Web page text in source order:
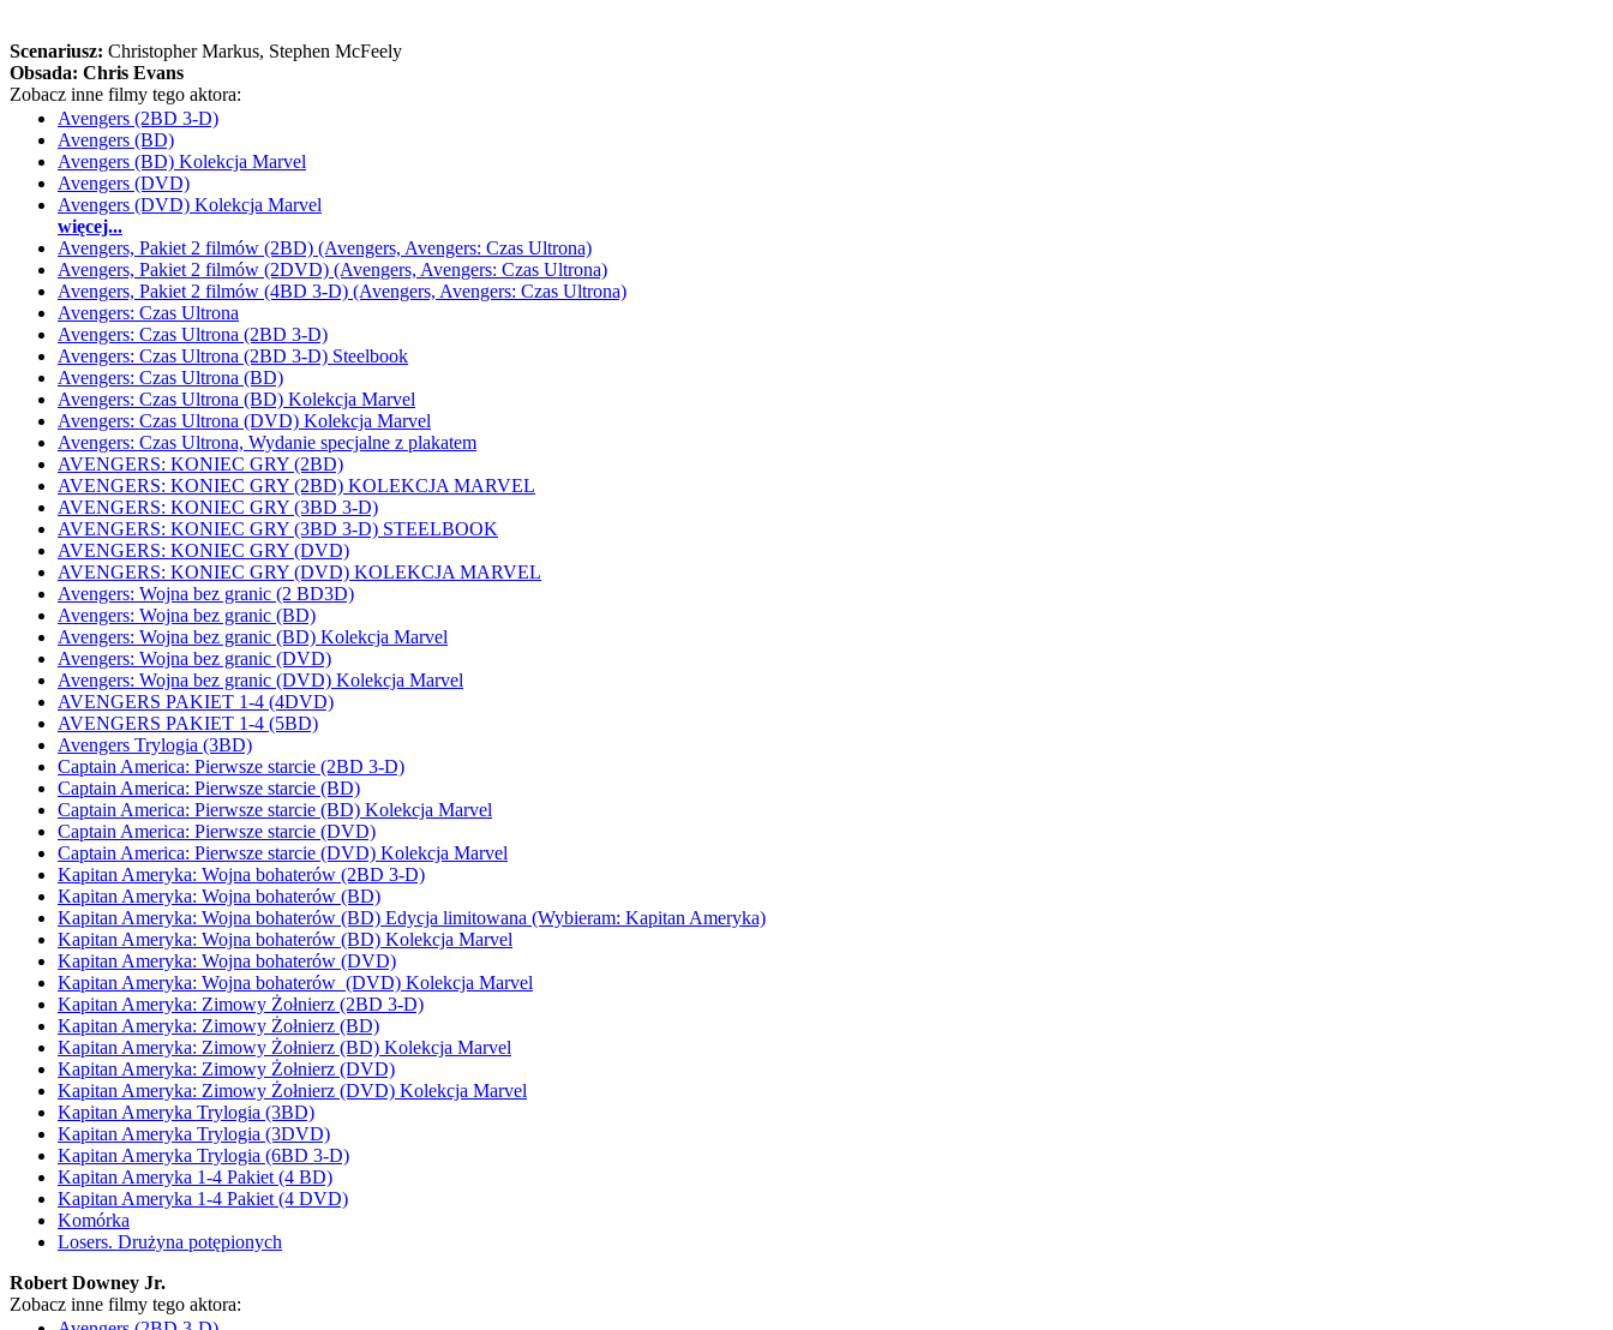
Scenariusz: Christopher Markus, Stephen McFeely
Obsada: Chris Evans
Zobacz inne filmy tego aktora:
Avengers (2BD 3-D)
Avengers (BD)
Avengers (BD) Kolekcja Marvel
Avengers (DVD)
Avengers (DVD) Kolekcja Marvel
więcej...
Avengers, Pakiet 2 filmów (2BD) (Avengers, Avengers: Czas Ultrona)
Avengers, Pakiet 2 filmów (2DVD) (Avengers, Avengers: Czas Ultrona)
Avengers, Pakiet 2 filmów (4BD 3-D) (Avengers, Avengers: Czas Ultrona)
Avengers: Czas Ultrona
Avengers: Czas Ultrona (2BD 3-D)
Avengers: Czas Ultrona (2BD 3-D) Steelbook
Avengers: Czas Ultrona (BD)
Avengers: Czas Ultrona (BD) Kolekcja Marvel
Avengers: Czas Ultrona (DVD) Kolekcja Marvel
Avengers: Czas Ultrona, Wydanie specjalne z plakatem
AVENGERS: KONIEC GRY (2BD)
AVENGERS: KONIEC GRY (2BD) KOLEKCJA MARVEL
AVENGERS: KONIEC GRY (3BD 3-D)
AVENGERS: KONIEC GRY (3BD 3-D) STEELBOOK
AVENGERS: KONIEC GRY (DVD)
AVENGERS: KONIEC GRY (DVD) KOLEKCJA MARVEL
Avengers: Wojna bez granic (2 BD3D)
Avengers: Wojna bez granic (BD)
Avengers: Wojna bez granic (BD) Kolekcja Marvel
Avengers: Wojna bez granic (DVD)
Avengers: Wojna bez granic (DVD) Kolekcja Marvel
AVENGERS PAKIET 1-4 (4DVD)
AVENGERS PAKIET 1-4 (5BD)
Avengers Trylogia (3BD)
Captain America: Pierwsze starcie (2BD 3-D)
Captain America: Pierwsze starcie (BD)
Captain America: Pierwsze starcie (BD) Kolekcja Marvel
Captain America: Pierwsze starcie (DVD)
Captain America: Pierwsze starcie (DVD) Kolekcja Marvel
Kapitan Ameryka: Wojna bohaterów (2BD 3-D)
Kapitan Ameryka: Wojna bohaterów (BD)
Kapitan Ameryka: Wojna bohaterów (BD) Edycja limitowana (Wybieram: Kapitan Ameryka)
Kapitan Ameryka: Wojna bohaterów (BD) Kolekcja Marvel
Kapitan Ameryka: Wojna bohaterów (DVD)
Kapitan Ameryka: Wojna bohaterów (DVD) Kolekcja Marvel
Kapitan Ameryka: Zimowy Żołnierz (2BD 3-D)
Kapitan Ameryka: Zimowy Żołnierz (BD)
Kapitan Ameryka: Zimowy Żołnierz (BD) Kolekcja Marvel
Kapitan Ameryka: Zimowy Żołnierz (DVD)
Kapitan Ameryka: Zimowy Żołnierz (DVD) Kolekcja Marvel
Kapitan Ameryka Trylogia (3BD)
Kapitan Ameryka Trylogia (3DVD)
Kapitan Ameryka Trylogia (6BD 3-D)
Kapitan Ameryka 1-4 Pakiet (4 BD)
Kapitan Ameryka 1-4 Pakiet (4 DVD)
Komórka
Losers. Drużyna potępionych
Robert Downey Jr.
Zobacz inne filmy tego aktora: